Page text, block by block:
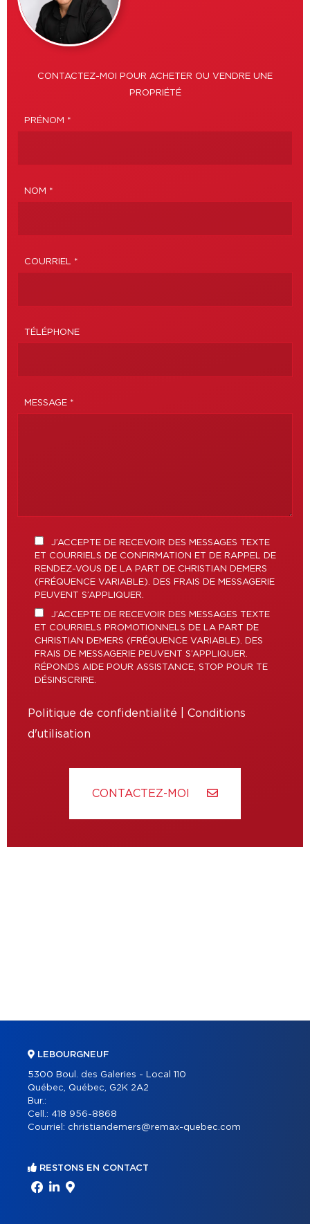
CONTACTEZ-MOI POUR ACHETER OU VENDRE UNE
PROPRIÉTÉ
PRÉNOM *
NOM *
COURRIEL *
TÉLÉPHONE
MESSAGE *
J’ACCEPTE DE RECEVOIR DES MESSAGES TEXTE
ET COURRIELS DE CONFIRMATION ET DE RAPPEL DE
RENDEZ-VOUS DE LA PART DE CHRISTIAN DEMERS
(FRÉQUENCE VARIABLE). DES FRAIS DE MESSAGERIE
PEUVENT S’APPLIQUER.
J’ACCEPTE DE RECEVOIR DES MESSAGES TEXTE
ET COURRIELS PROMOTIONNELS DE LA PART DE
CHRISTIAN DEMERS (FRÉQUENCE VARIABLE). DES
FRAIS DE MESSAGERIE PEUVENT S’APPLIQUER.
RÉPONDS AIDE POUR ASSISTANCE, STOP POUR TE
DÉSINSCRIRE.
Politique de confidentialité
Conditions
d'utilisation
CONTACTEZ-MOI
LEBOURGNEUF
5300 Boul. des Galeries - Local 110
Québec, Québec, G2K 2A2
Bur.:
Cell.: 418 956-8868
Courriel: christiandemers@remax-quebec.com
RESTONS EN CONTACT